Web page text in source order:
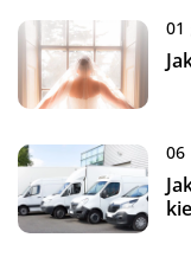
01
06